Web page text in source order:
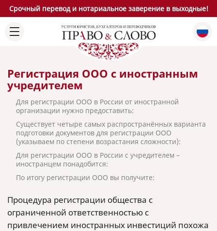
Срочный перевод и нотариальное заверение в выходные!
Регистрация ООО с иностранным
учредителем
Для регистрации ООО в России от иностранной
организации нужно предоставить:
Существует четыре самых распространённых варианта
подготовки документов для регистрации ООО
(указываем по степени возрастания сложности):
Для регистрации ООО в России с учредителем –
иностранцем понадобится:
По итогу регистрации ООО вы получите:
Процедура регистрации общества с
ограниченной ответственностью с
привлечением иностранных инвестиций похожа